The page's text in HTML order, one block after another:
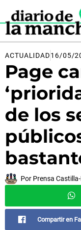
contenido
ACTUALIDAD16/05/
Page
de los
Por Prensa
Compartir en